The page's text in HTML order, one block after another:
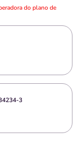
do plano de
3